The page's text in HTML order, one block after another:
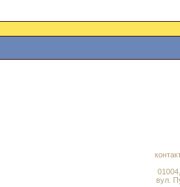
вул.